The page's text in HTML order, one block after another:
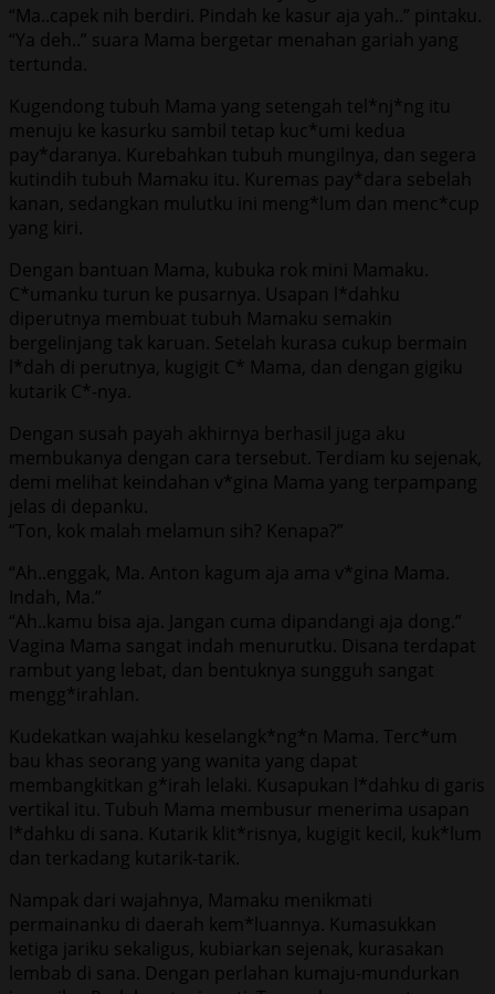
“Ma..capek nih berdiri. Pindah ke kasur aja yah..” pintaku.
“Ya deh..” suara Mama bergetar menahan gariah yang
tertunda.
Kugendong tubuh Mama yang setengah tel*nj*ng itu
menuju ke kasurku sambil tetap kuc*umi kedua
pay*daranya. Kurebahkan tubuh mungilnya, dan segera
kutindih tubuh Mamaku itu. Kuremas pay*dara sebelah
kanan, sedangkan mulutku ini meng*lum dan menc*cup
yang kiri.
Dengan bantuan Mama, kubuka rok mini Mamaku.
C*umanku turun ke pusarnya. Usapan l*dahku
diperutnya membuat tubuh Mamaku semakin
bergelinjang tak karuan. Setelah kurasa cukup bermain
l*dah di perutnya, kugigit C* Mama, dan dengan gigiku
kutarik C*-nya.
Dengan susah payah akhirnya berhasil juga aku
membukanya dengan cara tersebut. Terdiam ku sejenak,
demi melihat keindahan v*gina Mama yang terpampang
jelas di depanku.
“Ton, kok malah melamun sih? Kenapa?”
“Ah..enggak, Ma. Anton kagum aja ama v*gina Mama.
Indah, Ma.”
“Ah..kamu bisa aja. Jangan cuma dipandangi aja dong.”
Vagina Mama sangat indah menurutku. Disana terdapat
rambut yang lebat, dan bentuknya sungguh sangat
mengg*irahlan.
Kudekatkan wajahku keselangk*ng*n Mama. Terc*um
bau khas seorang yang wanita yang dapat
membangkitkan g*irah lelaki. Kusapukan l*dahku di garis
vertikal itu. Tubuh Mama membusur menerima usapan
l*dahku di sana. Kutarik klit*risnya, kugigit kecil, kuk*lum
dan terkadang kutarik-tarik.
Nampak dari wajahnya, Mamaku menikmati
permainanku di daerah kem*luannya. Kumasukkan
ketiga jariku sekaligus, kubiarkan sejenak, kurasakan
lembab di sana. Dengan perlahan kumaju-mundurkan